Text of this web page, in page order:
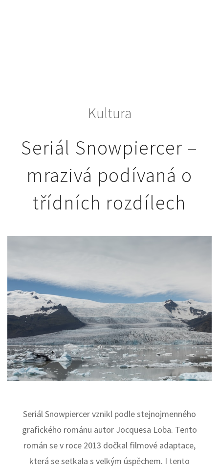
Kultura
Seriál Snowpiercer –
mrazivá podívaná o
třídních rozdílech
Seriál Snowpiercer vznikl podle stejnojmenného
grafického románu autor Jocquesa Loba. Tento
román se v roce 2013 dočkal filmové adaptace,
která se setkala s velkým úspěchem. I tento